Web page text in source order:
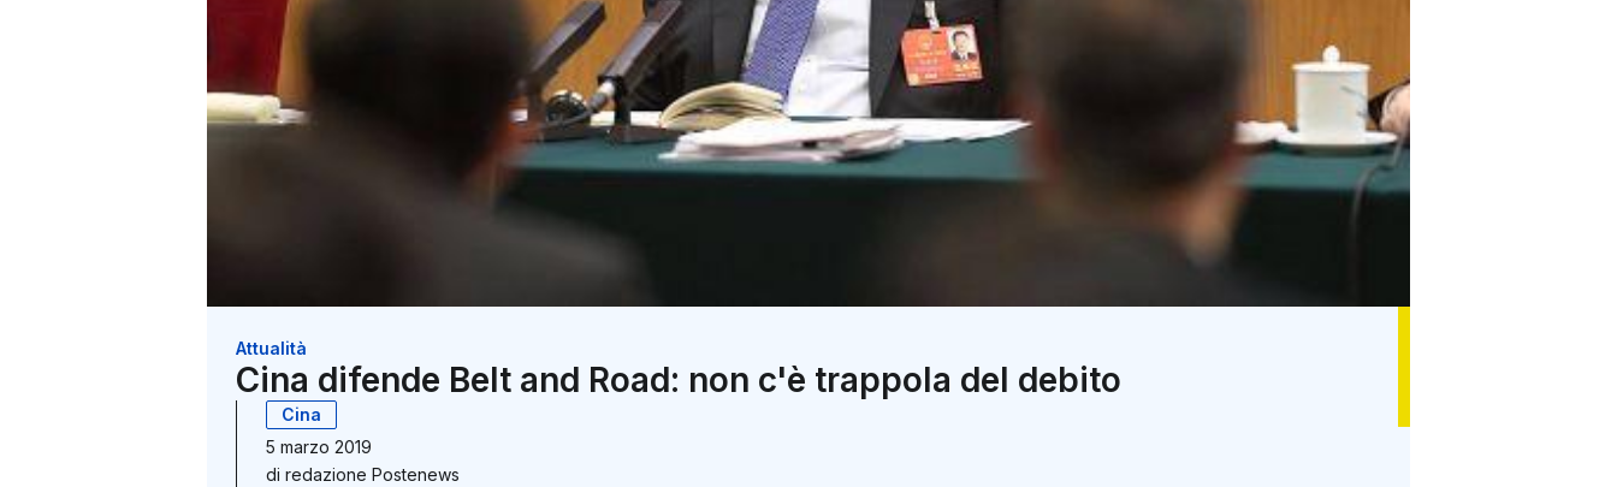
Attualità
Cina difende Belt and Road: non c'è trappola del debito
Cina
5 marzo 2019
di redazione Postenews